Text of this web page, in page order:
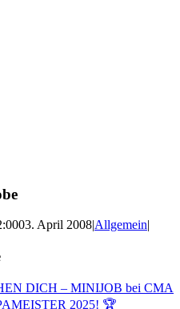
03. April 2008|Allgemein|
DICH – MINIJOB bei CMA
2025! 🏆